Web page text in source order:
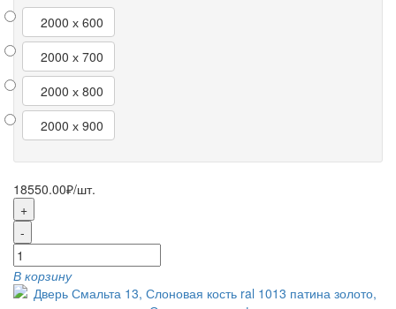
2000 х 600
2000 х 700
2000 х 800
2000 х 900
18550.00₽/шт.
+
-
В корзину